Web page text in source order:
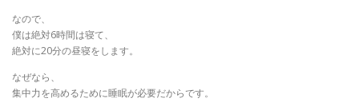
なので、
僕は絶対6時間は寝て、
絶対に20分の昼寝をします。
なぜなら、
集中力を高めるために睡眠が必要だからです。